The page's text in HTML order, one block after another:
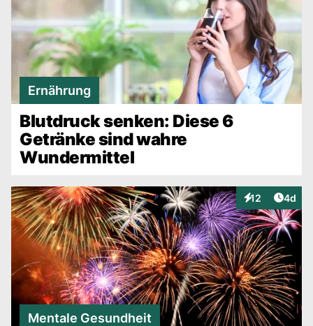
Ernährung
Blutdruck senken: Diese 6
Getränke sind wahre
Wundermittel
12
Interaktionen
4d
Mentale Gesundheit